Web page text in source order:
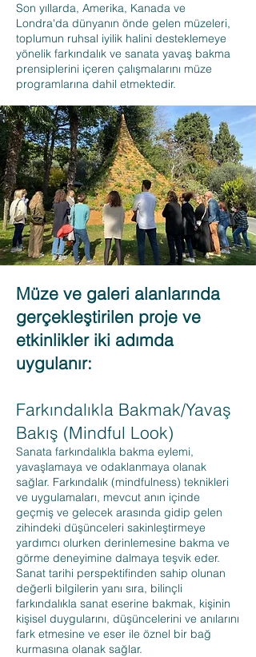
Son yıllarda, Amerika, Kanada ve
Londra'da dünyanın önde gelen müzeleri,
toplumun ruhsal iyilik halini desteklemeye
yönelik farkındalık ve sanata yavaş bakma
prensiplerini içeren çalışmalarını müze
programlarına dahil etmektedir.
Müze ve galeri alanlarında
gerçekleştirilen proje ve
etkinlikler iki adımda
uygulanır:
Farkındalıkla Bakmak/Yavaş
Bakış (Mindful Look)
Sanata farkındalıkla bakma eylemi,
yavaşlamaya ve odaklanmaya olanak
sağlar. Farkındalık (mindfulness) teknikleri
ve uygulamaları, mevcut anın içinde
geçmiş ve gelecek arasında gidip gelen
zihindeki düşünceleri sakinleştirmeye
yardımcı olurken derinlemesine bakma ve
görme deneyimine dalmaya teşvik eder.
Sanat tarihi perspektifinden sahip olunan
değerli bilgilerin yanı sıra, bilinçli
farkındalıkla sanat eserine bakmak, kişinin
kişisel duygularını, düşüncelerini ve anılarını
fark etmesine ve eser ile öznel bir bağ
kurmasına olanak sağlar.